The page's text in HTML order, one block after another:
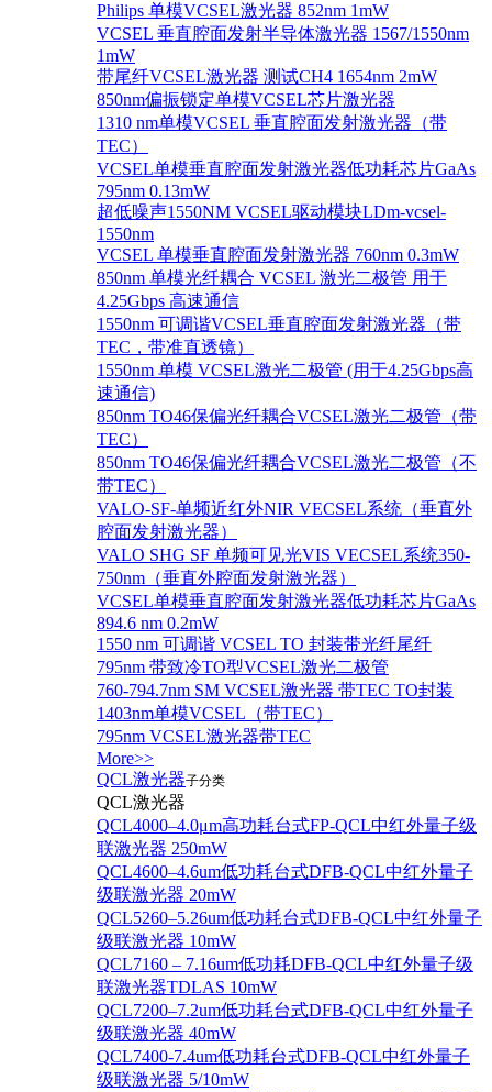
Philips 单模VCSEL激光器 852nm 1mW
VCSEL 垂直腔面发射半导体激光器 1567/1550nm
1mW
带尾纤VCSEL激光器 测试CH4 1654nm 2mW
850nm偏振锁定单模VCSEL芯片激光器
1310 nm单模VCSEL 垂直腔面发射激光器（带
TEC）
VCSEL单模垂直腔面发射激光器低功耗芯片GaAs
795nm 0.13mW
超低噪声1550NM VCSEL驱动模块LDm-vcsel-
1550nm
VCSEL 单模垂直腔面发射激光器 760nm 0.3mW
850nm 单模光纤耦合 VCSEL 激光二极管 用于
4.25Gbps 高速通信
1550nm 可调谐VCSEL垂直腔面发射激光器（带
TEC，带准直透镜）
1550nm 单模 VCSEL激光二极管 (用于4.25Gbps高
速通信)
850nm TO46保偏光纤耦合VCSEL激光二极管（带
TEC）
850nm TO46保偏光纤耦合VCSEL激光二极管（不
带TEC）
VALO-SF-单频近红外NIR VECSEL系统（垂直外
腔面发射激光器）
VALO SHG SF 单频可见光VIS VECSEL系统350-
750nm（垂直外腔面发射激光器）
VCSEL单模垂直腔面发射激光器低功耗芯片GaAs
894.6 nm 0.2mW
1550 nm 可调谐 VCSEL TO 封装带光纤尾纤
795nm 带致冷TO型VCSEL激光二极管
760-794.7nm SM VCSEL激光器 带TEC TO封装
1403nm单模VCSEL（带TEC）
795nm VCSEL激光器带TEC
More>>
QCL激光器子分类
QCL激光器
QCL4000–4.0μm高功耗台式FP-QCL中红外量子级
联激光器 250mW
QCL4600–4.6um低功耗台式DFB-QCL中红外量子
级联激光器 20mW
QCL5260–5.26um低功耗台式DFB-QCL中红外量子
级联激光器 10mW
QCL7160 – 7.16um低功耗DFB-QCL中红外量子级
联激光器TDLAS 10mW
QCL7200–7.2um低功耗台式DFB-QCL中红外量子
级联激光器 40mW
QCL7400-7.4um低功耗台式DFB-QCL中红外量子
级联激光器 5/10mW